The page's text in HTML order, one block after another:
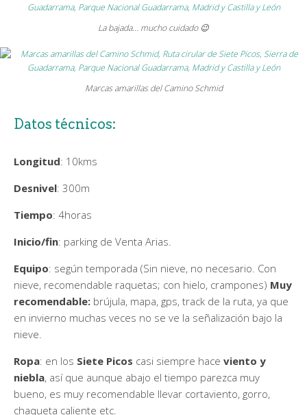
La bajada… mucho cuidado 😉
Marcas amarillas del Camino Schmid
Datos técnicos:
Longitud: 10kms
Desnivel: 300m
Tiempo: 4horas
Inicio/fin: parking de Venta Arias.
Equipo: según temporada (Sin nieve, no necesario. Con
nieve, recomendable raquetas; con hielo, crampones) Muy
recomendable: brújula, mapa, gps, track de la ruta, ya que
en invierno muchas veces no se ve la señalización bajo la
nieve.
Ropa: en los Siete Picos casi siempre hace viento y
niebla, así que aunque abajo el tiempo parezca muy
bueno, es muy recomendable llevar cortaviento, gorro,
chaqueta caliente etc.